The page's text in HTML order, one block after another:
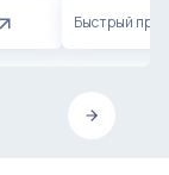
Быстрый